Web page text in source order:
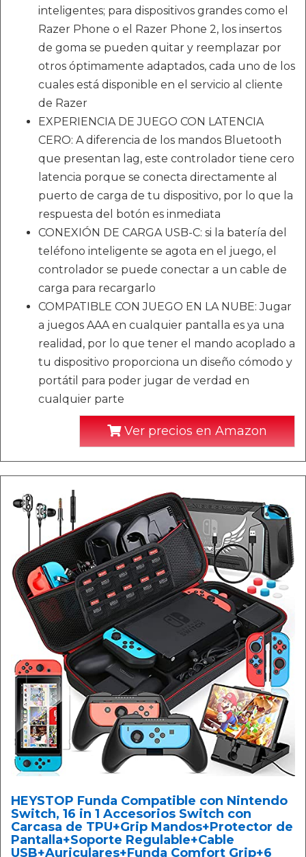
inteligentes; para dispositivos grandes como el
Razer Phone o el Razer Phone 2, los insertos
de goma se pueden quitar y reemplazar por
otros óptimamente adaptados, cada uno de los
cuales está disponible en el servicio al cliente
de Razer
EXPERIENCIA DE JUEGO CON LATENCIA
CERO: A diferencia de los mandos Bluetooth
que presentan lag, este controlador tiene cero
latencia porque se conecta directamente al
puerto de carga de tu dispositivo, por lo que la
respuesta del botón es inmediata
CONEXIÓN DE CARGA USB-C: si la batería del
teléfono inteligente se agota en el juego, el
controlador se puede conectar a un cable de
carga para recargarlo
COMPATIBLE CON JUEGO EN LA NUBE: Jugar
a juegos AAA en cualquier pantalla es ya una
realidad, por lo que tener el mando acoplado a
tu dispositivo proporciona un diseño cómodo y
portátil para poder jugar de verdad en
cualquier parte
Ver precios en Amazon
HEYSTOP Funda Compatible con Nintendo
Switch, 16 in 1 Accesorios Switch con
Carcasa de TPU+Grip Mandos+Protector de
Pantalla+Soporte Regulable+Cable
USB+Auriculares+Funda Comfort Grip+6